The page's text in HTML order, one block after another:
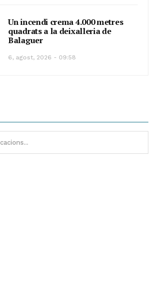
Un incendi crema 4.000 metres
quadrats a la deixalleria de
Balaguer
6, agost, 2026 - 09:58